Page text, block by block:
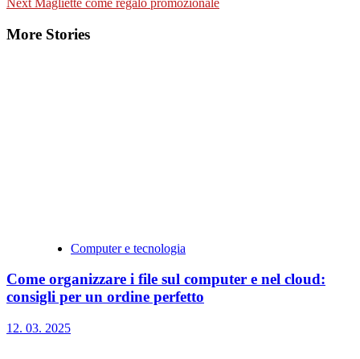
Next Magliette come regalo promozionale
More Stories
Computer e tecnologia
Come organizzare i file sul computer e nel cloud:
consigli per un ordine perfetto
12. 03. 2025